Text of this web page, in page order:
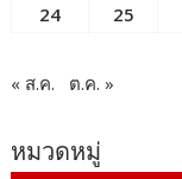
24
25
« ส.ค. ต.ค. »
หมวดหมู่